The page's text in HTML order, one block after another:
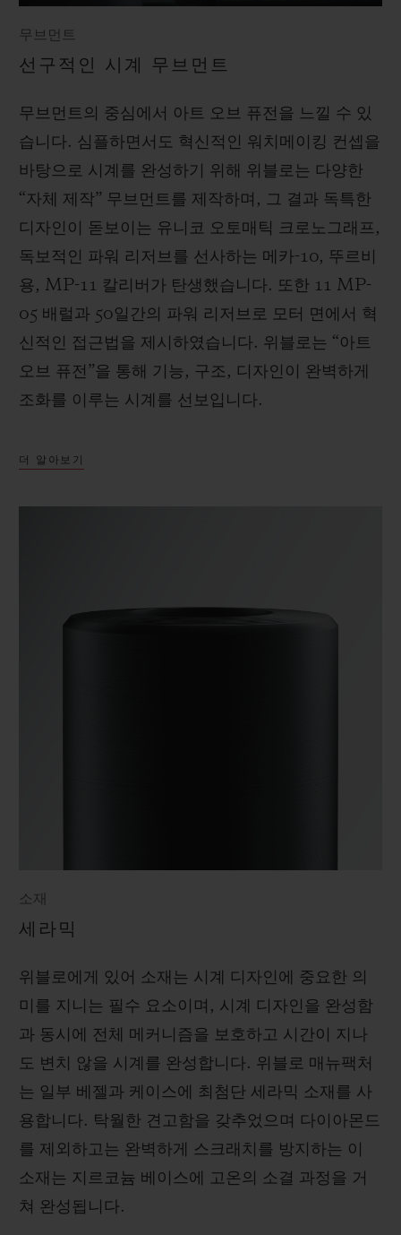
무브먼트
선구적인 시계 무브먼트
무브먼트의 중심에서 아트 오브 퓨전을 느낄 수 있
습니다. 심플하면서도 혁신적인 워치메이킹 컨셉을
바탕으로 시계를 완성하기 위해 위블로는 다양한
“자체 제작” 무브먼트를 제작하며, 그 결과 독특한
디자인이 돋보이는 유니코 오토매틱 크로노그래프,
독보적인 파워 리저브를 선사하는 메카-10, 뚜르비
용, MP-11 칼리버가 탄생했습니다. 또한 11 MP-
05 배럴과 50일간의 파워 리저브로 모터 면에서 혁
신적인 접근법을 제시하였습니다. 위블로는 “아트
오브 퓨전”을 통해 기능, 구조, 디자인이 완벽하게
조화를 이루는 시계를 선보입니다.
더 알아보기
소재
세라믹
위블로에게 있어 소재는 시계 디자인에 중요한 의
미를 지니는 필수 요소이며, 시계 디자인을 완성함
과 동시에 전체 메커니즘을 보호하고 시간이 지나
도 변치 않을 시계를 완성합니다. 위블로 매뉴팩처
는 일부 베젤과 케이스에 최첨단 세라믹 소재를 사
용합니다. 탁월한 견고함을 갖추었으며 다이아몬드
를 제외하고는 완벽하게 스크래치를 방지하는 이
소재는 지르코늄 베이스에 고온의 소결 과정을 거
쳐 완성됩니다.